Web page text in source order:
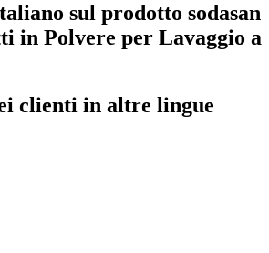
sul prodotto sodasan
in Polvere per Lavaggio a
clienti in altre lingue